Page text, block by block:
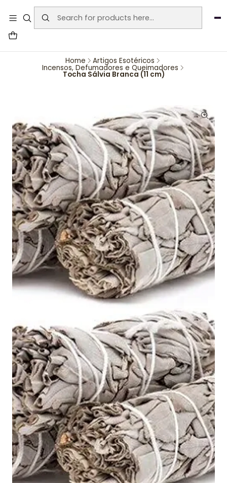
User-agent: * Allow: / Sitemap:
https://www.auraemporium.pt/sitemap.xml
Home Artigos Esotéricos
Incensos, Defumadores e Queimadores
Tocha Sálvia Branca (11 cm)